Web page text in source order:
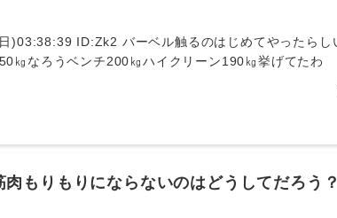
㎏なろうベンチ200㎏ハイクリーン190㎏挙げてたわ
もりもりにならないのはどうしてだろう？